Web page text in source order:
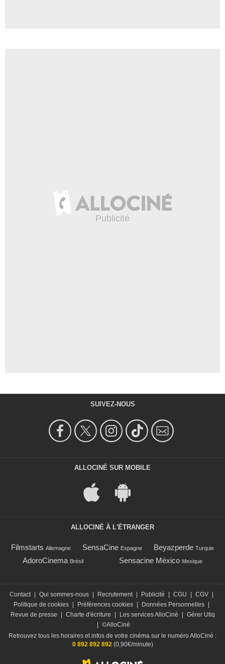
SUIVEZ-NOUS
ALLOCINÉ SUR MOBILE
ALLOCINÉ À L'ÉTRANGER
Filmstarts Allemagne SensaCine Espagne Beyazperde Turquie
AdoroCinema Brésil Sensacine México Mexique
Contact | Qui sommes-nous | Recrutement | Publicité | CGU | CGV |
Politique de cookies | Préférences cookies | Données Personnelles |
Revue de presse
| Charte d'écriture | Les services AlloCiné | Gérer Utiq
| ©AlloCiné
Retrouvez tous les horaires et infos de votre cinéma sur le numéro AlloCiné :
0 892 892 892(0,90€/minute)